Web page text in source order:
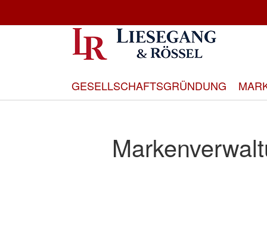
zum
Inhalt
GESELLSCHAFTSGRÜNDUNG